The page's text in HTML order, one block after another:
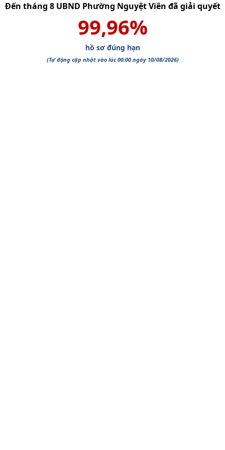
Đến tháng 8 UBND Phường Nguyệt Viên đã giải quyết
99,96%
hồ sơ đúng hạn
(Tự động cập nhật vào lúc 00:00 ngày 10/08/2026)